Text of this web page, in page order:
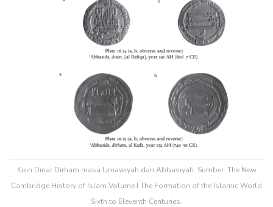
Koin Dinar Dirham masa Umawiyah dan Abbasiyah. Sumber: The New
Cambridge History of Islam Volume I The Formation of the Islamic World
Sixth to Eleventh Centuries.